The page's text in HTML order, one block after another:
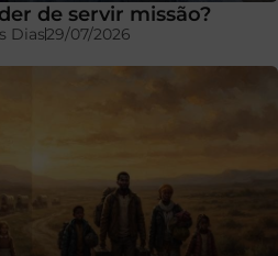
de servir missão?
Dias29/07/2026